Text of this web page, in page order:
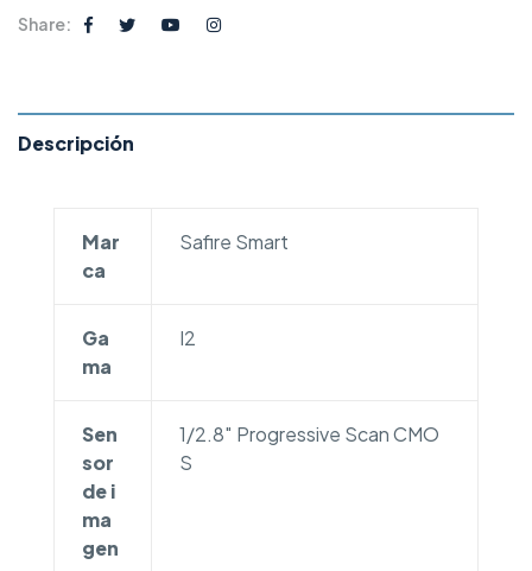
Share:
Descripción
Mar
ca
Safire Smart
Ga
ma
I2
Sen
sor
de i
ma
gen
1/2.8″ Progressive Scan CMO
S